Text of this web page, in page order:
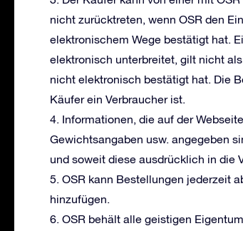
nicht zurücktreten, wenn OSR den
elektronischem Wege bestätigt hat.
elektronisch unterbreitet, gilt nicht
nicht elektronisch bestätigt hat. Die
Käufer ein Verbraucher ist.
4. Informationen, die auf der
Gewichtsangaben usw. angegeben
und soweit diese ausdrücklich in die
5. OSR kann Bestellungen jederzeit
hinzufügen.
6. OSR behält alle geistigen